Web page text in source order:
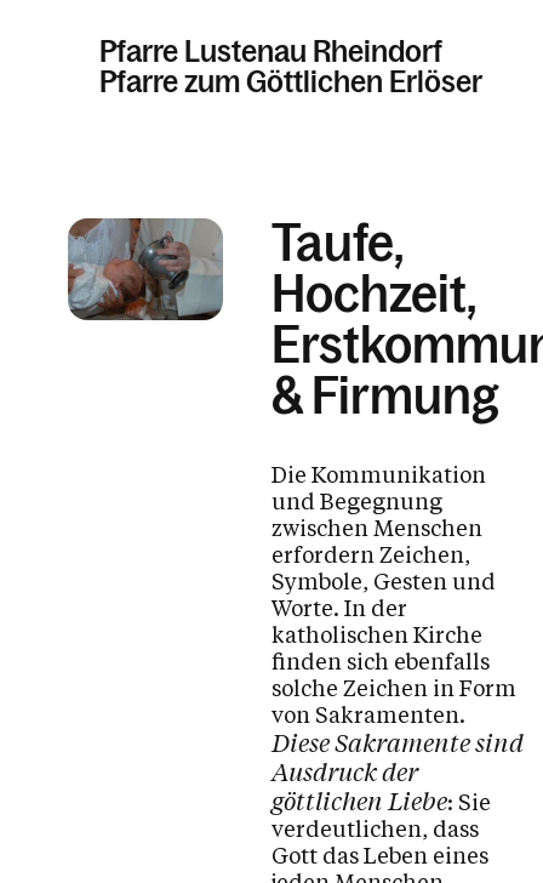
Pfarre Lustenau Rheindorf
Pfarre zum Göttlichen Erlöser
Sakramente
Tod, Beerdigung & Trauer
Gemeinschaft
Taufe,
Hochzeit,
& Firmung
Die Kommunikation
und Begegnung
zwischen Menschen
erfordern Zeichen,
Symbole, Gesten und
Worte. In der
katholischen Kirche
finden sich ebenfalls
solche Zeichen in Form
von Sakramenten.
Diese Sakramente sind
Ausdruck der
göttlichen Liebe: Sie
verdeutlichen, dass
Gott das Leben eines